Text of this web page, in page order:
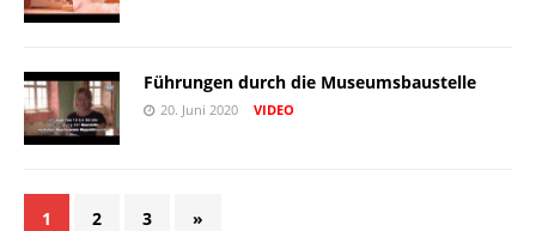
Führungen durch die Museumsbaustelle
20. Juni 2020 VIDEO
1 2 3 »